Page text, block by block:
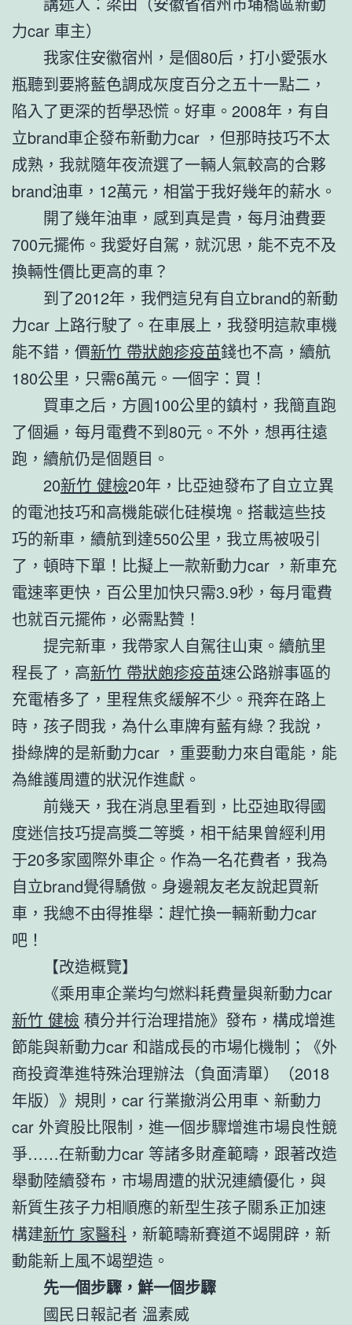
力car 車主）
我家住安徽宿州，是個80后，打小愛張水
瓶聽到要將藍色調成灰度百分之五十一點二，
陷入了更深的哲學恐慌。好車。2008年，有自
立brand車企發布新動力car ，但那時技巧不太
成熟，我就隨年夜流選了一輛人氣較高的合夥
brand油車，12萬元，相當于我好幾年的薪水。
開了幾年油車，感到真是貴，每月油費要
700元擺佈。我愛好自駕，就沉思，能不克不及
換輛性價比更高的車？
到了2012年，我們這兒有自立brand的新動
力car 上路行駛了。在車展上，我發明這款車機
能不錯，價新竹 帶狀皰疹疫苗錢也不高，續航
180公里，只需6萬元。一個字：買！
買車之后，方圓100公里的鎮村，我簡直跑
了個遍，每月電費不到80元。不外，想再往遠
跑，續航仍是個題目。
20新竹 健檢20年，比亞迪發布了自立立異
的電池技巧和高機能碳化硅模塊。搭載這些技
巧的新車，續航到達550公里，我立馬被吸引
了，頓時下單！比擬上一款新動力car ，新車充
電速率更快，百公里加快只需3.9秒，每月電費
也就百元擺佈，必需點贊！
提完新車，我帶家人自駕往山東。續航里
程長了，高新竹 帶狀皰疹疫苗速公路辦事區的
充電樁多了，里程焦炙緩解不少。飛奔在路上
時，孩子問我，為什么車牌有藍有綠？我說，
掛綠牌的是新動力car ，重要動力來自電能，能
為維護周遭的狀況作進獻。
前幾天，我在消息里看到，比亞迪取得國
度迷信技巧提高獎二等獎，相干結果曾經利用
于20多家國際外車企。作為一名花費者，我為
自立brand覺得驕傲。身邊親友老友說起買新
車，我總不由得推舉：趕忙換一輛新動力car
吧！
【改造概覽】
《乘用車企業均勻燃料耗費量與新動力car
新竹 健檢 積分并行治理措施》發布，構成增進
節能與新動力car 和諧成長的市場化機制；《外
商投資準進特殊治理辦法（負面清單）（2018
年版）》規則，car 行業撤消公用車、新動力
car 外資股比限制，進一個步驟增進市場良性競
爭……在新動力car 等諸多財產範疇，跟著改造
舉動陸續發布，市場周遭的狀況連續優化，與
新質生孩子力相順應的新型生孩子關系正加速
構建新竹 家醫科 ，新範疇新賽道不竭開辟，新
動能新上風不竭塑造。
先一個步驟，鮮一個步驟
國民日報記者 溫素威